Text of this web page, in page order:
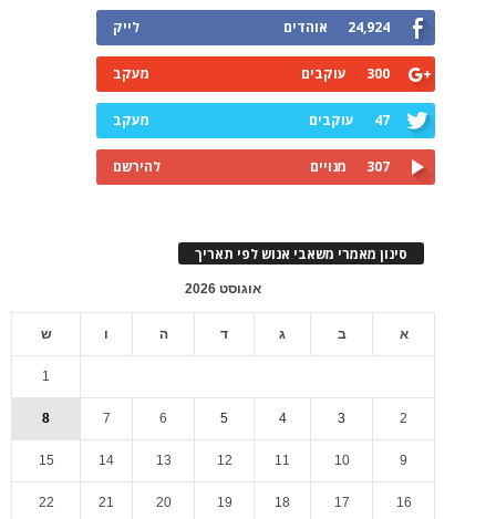
24,924 אוהדים לייק
300 עוקבים מעקב
47 עוקבים מעקב
307 מנויים להירשם
סינון מאמרי משאבי אנוש לפי תאריך
אוגוסט 2026
א ב ג ד ה ו ש
1
2
3
4
5
6
7
8
9
10
11
12
13
14
15
16
17
18
19
20
21
22